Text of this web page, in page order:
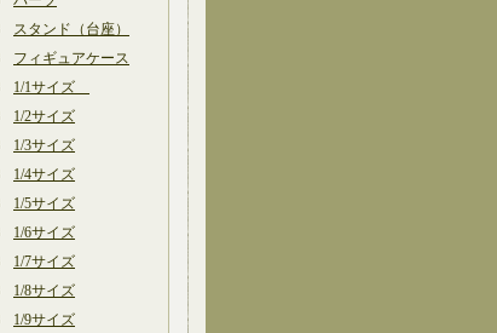
スタンド（台座）
フィギュアケース
1/1サイズ
1/2サイズ
1/3サイズ
1/4サイズ
1/5サイズ
1/6サイズ
1/7サイズ
1/8サイズ
1/9サイズ